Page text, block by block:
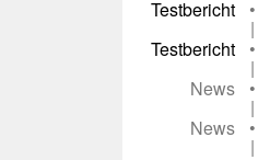
Testbericht
•
|
Testbericht
•
|
News
•
|
News
•
|